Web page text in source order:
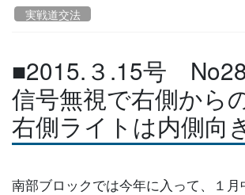
実戦道交法
■2015.３.15号
信号無視で右側から
右側ライトは内側向
南部ブロックでは今年に入って、１